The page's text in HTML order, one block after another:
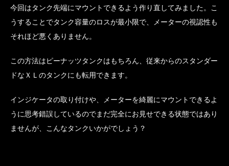
今回はタンク先端にマウントできるよう作り直してみました。こ
うすることでタンク容量のロスが最小限で、メーターの視認性も
それほど悪くありません。
この方法はピーナッツタンクはもちろん、従来からのスタンダー
ドなＸＬのタンクにも転用できます。
インジケータの取り付けや、メーターを綺麗にマウントできるよ
うに思考錯誤しているのでまだ完全にお見せできる状態ではあり
ませんが、こんなタンクいかがでしょう？